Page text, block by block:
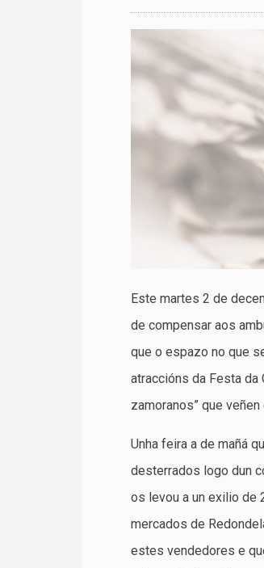
Este martes 2 de
de compensar aos
que o espazo no que
atraccións da Festa da
zamoranos” que
Unha feira a de mañá
desterrados logo dun
os levou a un exilio de
mercados de
estes vendedores e